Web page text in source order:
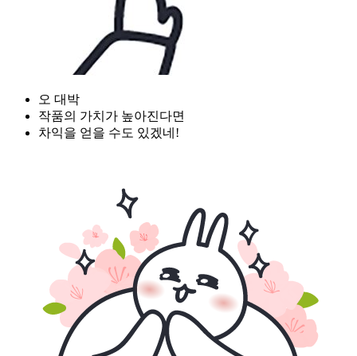
오 대박
작품의 가치가 높아진다면
차익을 얻을 수도 있겠네!